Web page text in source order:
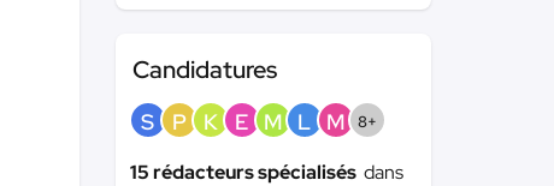
Candidatures
S P K E M L M 8+
15 rédacteurs spécialisés dans